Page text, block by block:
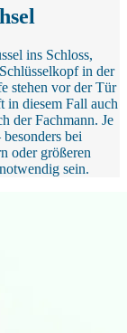
ins Schloss,
in der
stehen vor der Tür
in diesem Fall auch
der Fachmann. Je
bei
oder größeren
sein.